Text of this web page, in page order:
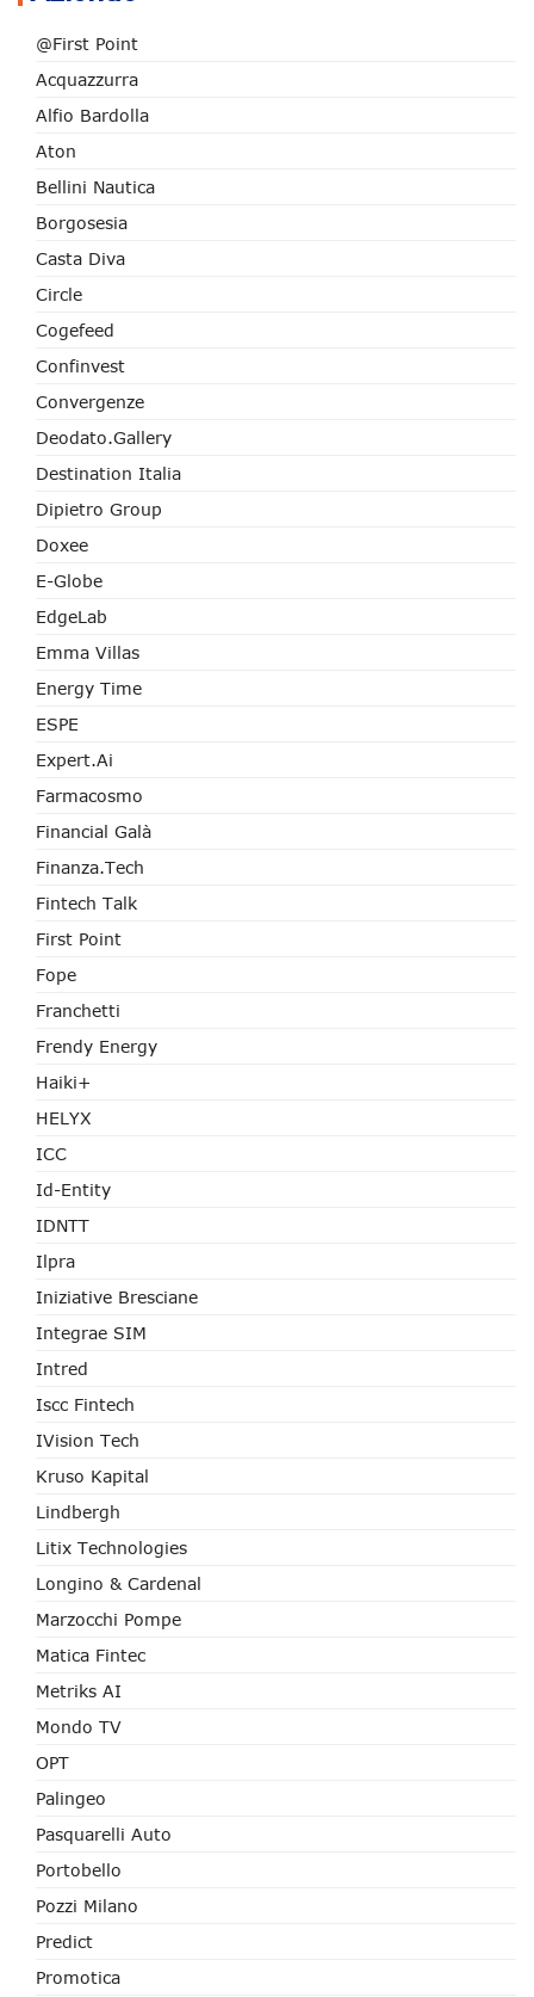
@First Point
Acquazzurra
Alfio Bardolla
Aton
Bellini Nautica
Borgosesia
Casta Diva
Circle
Cogefeed
Confinvest
Convergenze
Deodato.Gallery
Destination Italia
Dipietro Group
Doxee
E-Globe
EdgeLab
Emma Villas
Energy Time
ESPE
Expert.ai
Farmacosmo
Financial Galà
Finanza.tech
Fintech Talk
First Point
Fope
Franchetti
Frendy Energy
Haiki+
HELYX
ICC
Id-Entity
IDNTT
Ilpra
Iniziative Bresciane
Integrae SIM
Intred
Iscc Fintech
IVision Tech
Kruso Kapital
Lindbergh
Litix Technologies
Longino & Cardenal
Marzocchi Pompe
Matica Fintec
Metriks AI
Mondo TV
OPT
Palingeo
Pasquarelli Auto
Portobello
Pozzi Milano
Predict
Promotica